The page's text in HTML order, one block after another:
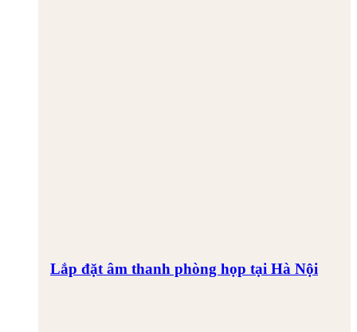
Lắp đặt âm thanh phòng họp tại Hà Nội